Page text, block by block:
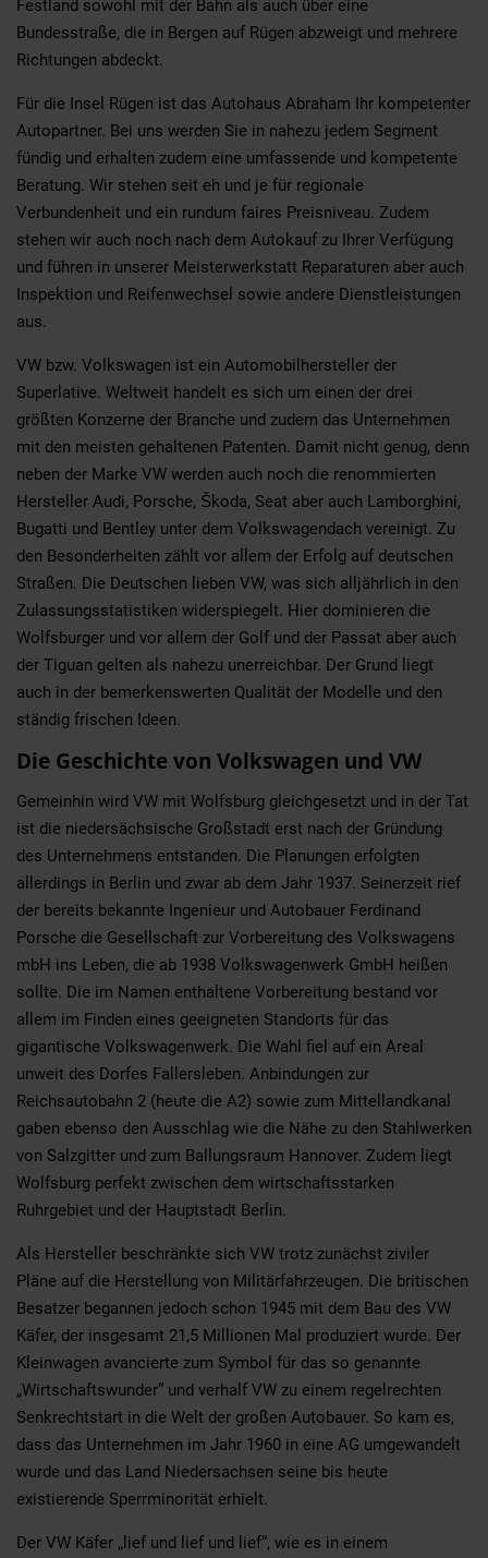
Festland sowohl mit der Bahn als auch über eine
Bundesstraße, die in Bergen auf Rügen abzweigt und mehrere
Richtungen abdeckt.
Für die Insel Rügen ist das Autohaus Abraham Ihr kompetenter
Autopartner. Bei uns werden Sie in nahezu jedem Segment
fündig und erhalten zudem eine umfassende und kompetente
Beratung. Wir stehen seit eh und je für regionale
Verbundenheit und ein rundum faires Preisniveau. Zudem
stehen wir auch noch nach dem Autokauf zu Ihrer Verfügung
und führen in unserer Meisterwerkstatt Reparaturen aber auch
Inspektion und Reifenwechsel sowie andere Dienstleistungen
aus.
VW bzw. Volkswagen ist ein Automobilhersteller der
Superlative. Weltweit handelt es sich um einen der drei
größten Konzerne der Branche und zudem das Unternehmen
mit den meisten gehaltenen Patenten. Damit nicht genug, denn
neben der Marke VW werden auch noch die renommierten
Hersteller Audi, Porsche, Škoda, Seat aber auch Lamborghini,
Bugatti und Bentley unter dem Volkswagendach vereinigt. Zu
den Besonderheiten zählt vor allem der Erfolg auf deutschen
Straßen. Die Deutschen lieben VW, was sich alljährlich in den
Zulassungsstatistiken widerspiegelt. Hier dominieren die
Wolfsburger und vor allem der Golf und der Passat aber auch
der Tiguan gelten als nahezu unerreichbar. Der Grund liegt
auch in der bemerkenswerten Qualität der Modelle und den
ständig frischen Ideen.
Die Geschichte von Volkswagen und VW
Gemeinhin wird VW mit Wolfsburg gleichgesetzt und in der Tat
ist die niedersächsische Großstadt erst nach der Gründung
des Unternehmens entstanden. Die Planungen erfolgten
allerdings in Berlin und zwar ab dem Jahr 1937. Seinerzeit rief
der bereits bekannte Ingenieur und Autobauer Ferdinand
Porsche die Gesellschaft zur Vorbereitung des Volkswagens
mbH ins Leben, die ab 1938 Volkswagenwerk GmbH heißen
sollte. Die im Namen enthaltene Vorbereitung bestand vor
allem im Finden eines geeigneten Standorts für das
gigantische Volkswagenwerk. Die Wahl fiel auf ein Areal
unweit des Dorfes Fallersleben. Anbindungen zur
Reichsautobahn 2 (heute die A2) sowie zum Mittellandkanal
gaben ebenso den Ausschlag wie die Nähe zu den Stahlwerken
von Salzgitter und zum Ballungsraum Hannover. Zudem liegt
Wolfsburg perfekt zwischen dem wirtschaftsstarken
Ruhrgebiet und der Hauptstadt Berlin.
Als Hersteller beschränkte sich VW trotz zunächst ziviler
Pläne auf die Herstellung von Militärfahrzeugen. Die britischen
Besatzer begannen jedoch schon 1945 mit dem Bau des VW
Käfer, der insgesamt 21,5 Millionen Mal produziert wurde. Der
Kleinwagen avancierte zum Symbol für das so genannte
„Wirtschaftswunder“ und verhalf VW zu einem regelrechten
Senkrechtstart in die Welt der großen Autobauer. So kam es,
dass das Unternehmen im Jahr 1960 in eine AG umgewandelt
wurde und das Land Niedersachsen seine bis heute
existierende Sperrminorität erhielt.
Der VW Käfer „lief und lief und lief“, wie es in einem